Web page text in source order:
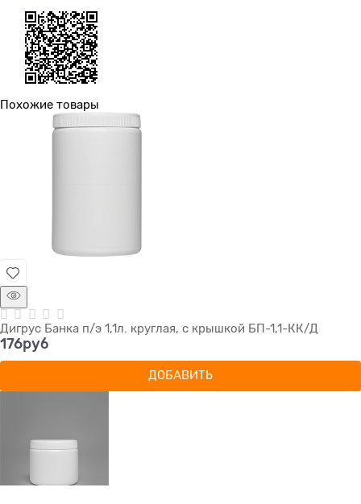
Похожие товары
Дигрус Банка п/э 1,1л. круглая, с крышкой БП-1,1-КК/Д
176руб
ДОБАВИТЬ